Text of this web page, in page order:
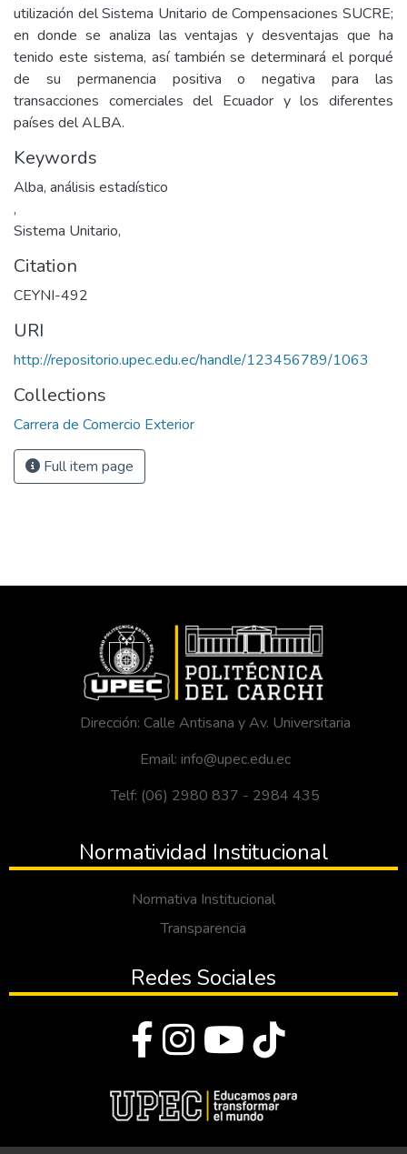
utilización del Sistema Unitario de Compensaciones SUCRE;
en donde se analiza las ventajas y desventajas que ha
tenido este sistema, así también se determinará el porqué
de su permanencia positiva o negativa para las
transacciones comerciales del Ecuador y los diferentes
países del ALBA.
Keywords
Alba, análisis estadístico
,
Sistema Unitario,
Citation
CEYNI-492
URI
http://repositorio.upec.edu.ec/handle/123456789/1063
Collections
Carrera de Comercio Exterior
Full item page
Dirección: Calle Antisana y Av. Universitaria
Email: info@upec.edu.ec
Telf: (06) 2980 837 - 2984 435
Normatividad Institucional
Normativa Institucional
Transparencia
Redes Sociales